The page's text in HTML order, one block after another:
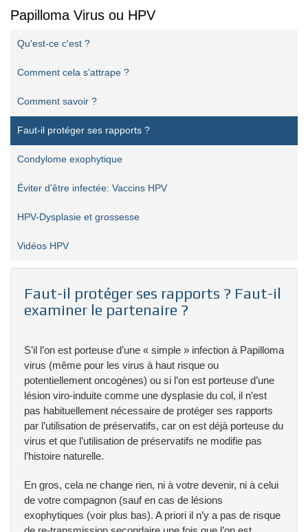
Papilloma Virus ou HPV
Qu'est-ce c'est ?
Comment cela s'attrape ?
Comment savoir ?
Faut-il protéger ses rapports ?
Condylome exophytique
Éviter d'être infectée: Vaccins HPV
HPV-Dysplasie et grossesse
Vidéos HPV
Faut-il protéger ses rapports ? Faut-il
examiner le partenaire ?
S’il l’on est porteuse d’une « simple » infection à Papilloma
virus (même pour les virus à haut risque ou
potentiellement oncogènes) ou si l’on est porteuse d’une
lésion viro-induite comme une dysplasie du col, il n’est
pas habituellement nécessaire de protéger ses rapports
par l’utilisation de préservatifs, car on est déjà porteuse du
virus et que l’utilisation de préservatifs ne modifie pas
l’histoire naturelle.
En gros, cela ne change rien, ni à votre devenir, ni à celui
de votre compagnon (sauf en cas de lésions
exophytiques (voir plus bas). A priori il n’y a pas de risque